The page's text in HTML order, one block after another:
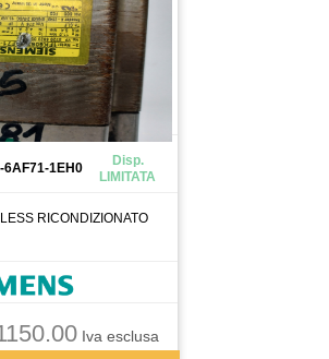
6AF71-1EH0
Disp.
LIMITATA
RICONDIZIONATO
Iva esclusa